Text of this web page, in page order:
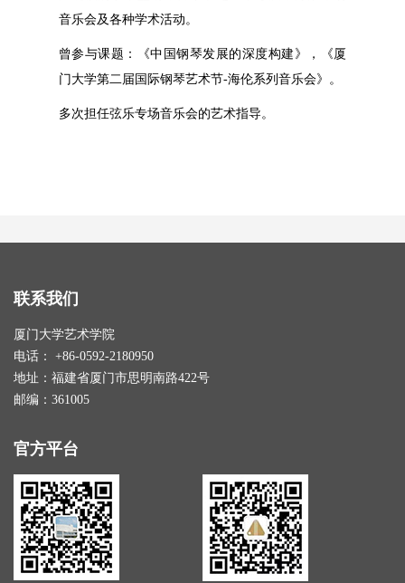
音乐会及各种学术活动。
曾参与课题：《中国钢琴发展的深度构建》，《厦
门大学第二届国际钢琴艺术节-海伦系列音乐会》。
多次担任弦乐专场音乐会的艺术指导。
联系我们
厦门大学艺术学院
电话： +86-0592-2180950
地址：福建省厦门市思明南路422号
邮编：361005
官方平台